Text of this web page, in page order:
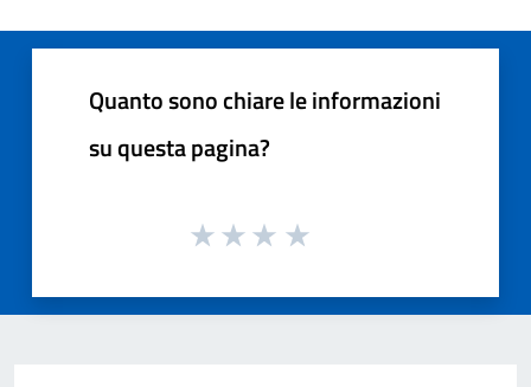
Quanto sono chiare le informazioni
su questa pagina?